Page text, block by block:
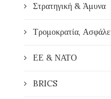
Στρατηγική & Άμυνα
Τρομοκρατία,
ΕΕ & ΝΑΤΟ
BRICS